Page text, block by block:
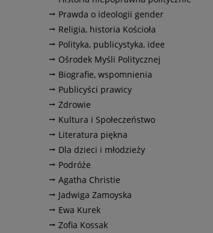
Prawda o ideologii gender
Religia, historia Kościoła
Polityka, publicystyka, idee
Ośrodek Myśli Politycznej
Biografie, wspomnienia
Publicyści prawicy
Zdrowie
Kultura i Społeczeństwo
Literatura piękna
Dla dzieci i młodzieży
Podróże
Agatha Christie
Jadwiga Zamoyska
Ewa Kurek
Zofia Kossak